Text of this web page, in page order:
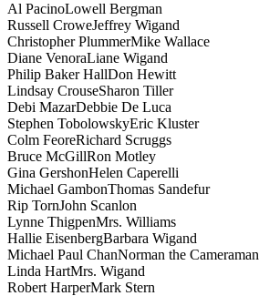
Al PacinoLowell Bergman
Russell CroweJeffrey Wigand
Christopher PlummerMike Wallace
Diane VenoraLiane Wigand
Philip Baker HallDon Hewitt
Lindsay CrouseSharon Tiller
Debi MazarDebbie De Luca
Stephen TobolowskyEric Kluster
Colm FeoreRichard Scruggs
Bruce McGillRon Motley
Gina GershonHelen Caperelli
Michael GambonThomas Sandefur
Rip TornJohn Scanlon
Lynne ThigpenMrs. Williams
Hallie EisenbergBarbara Wigand
Michael Paul ChanNorman the Cameraman
Linda HartMrs. Wigand
Robert HarperMark Stern